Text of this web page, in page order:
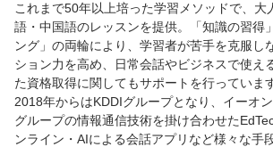
これまで50年以上培った学習メソッドで、大
語・中国語のレッスンを提供。「知識の習得
ング」の両輪により、学習者が苦手を克服し
ション力を高め、日常会話やビジネスで使え
た資格取得に関してもサポートを行っています
2018年からはKDDIグループとなり、イーオ
グループの情報通信技術を掛け合わせた
ンライン・AIによる会話アプリなど様々な手